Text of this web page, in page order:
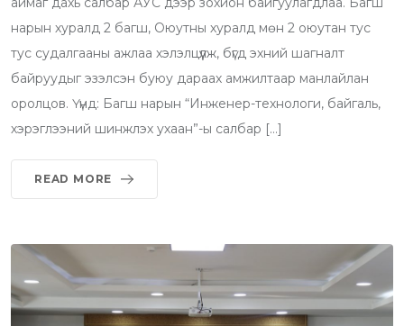
нарын хуралд 2 багш, Оюутны хуралд мөн 2 оюутан тус
тус судалгааны ажлаа хэлэлцүүлж, бүгд эхний шагналт
байруудыг эзэлсэн буюу дараах амжилтаар манлайлан
оролцов. Үүнд: Багш нарын “Инженер-технологи, байгаль,
хэрэглээний шинжлэх ухаан”-ы салбар […]
READ MORE